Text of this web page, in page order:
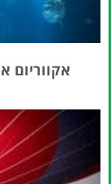
אקווריום